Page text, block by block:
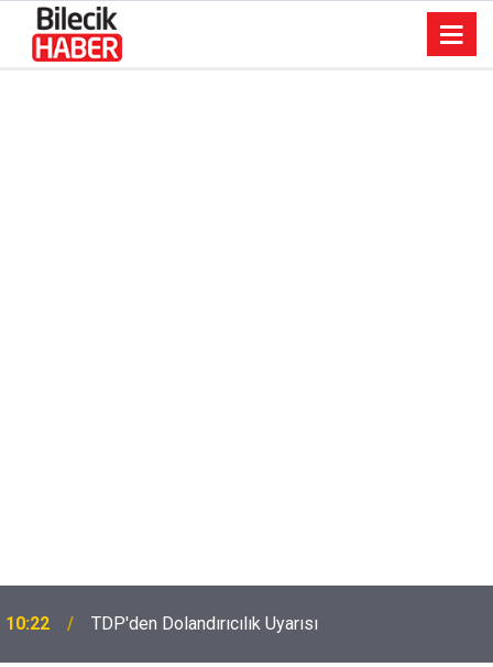
10:22 TDP'den Dolandırıcılık Uyarısı